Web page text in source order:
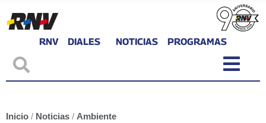
RNV DIALES NOTICIAS PROGRAMAS
Inicio / Noticias / Ambiente